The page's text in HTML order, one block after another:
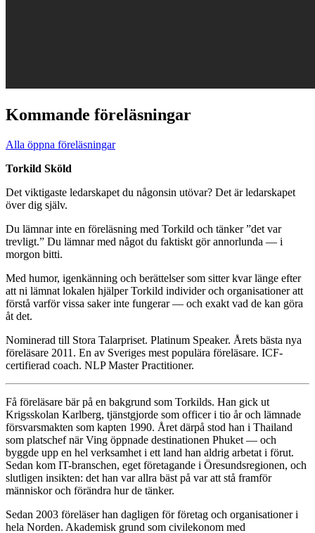
Kommande föreläsningar
Alla öppna föreläsningar
Torkild Sköld
Det viktigaste ledarskapet du någonsin utövar? Det är ledarskapet
över dig själv.
Du lämnar inte en föreläsning med Torkild och tänker ”det var
trevligt.” Du lämnar med något du faktiskt gör annorlunda — i
morgon bitti.
Med humor, igenkänning och berättelser som sitter kvar länge efter
att ni lämnat lokalen hjälper Torkild individer och organisationer att
förstå varför vissa saker inte fungerar — och exakt vad de kan göra
åt det.
Nominerad till Stora Talarpriset. Platinum Speaker. Årets bästa nya
föreläsare 2011. En av Sveriges mest populära föreläsare. ICF-
certifierad coach. NLP Master Practitioner.
Få föreläsare bär på en bakgrund som Torkilds. Han gick ut
Krigsskolan Karlberg, tjänstgjorde som officer i tio år och lämnade
försvarsmakten som kapten 1990. Året därpå stod han i Thailand
som platschef när Ving öppnade destinationen Phuket — och
byggde upp en hel verksamhet i ett land han aldrig arbetat i förut.
Sedan kom IT-branschen, eget företagande i Öresundsregionen, och
slutligen insikten: det han var allra bäst på var att stå framför
människor och förändra hur de tänker.
Sedan 2003 föreläser han dagligen för företag och organisationer i
hela Norden. Akademisk grund som civilekonom med